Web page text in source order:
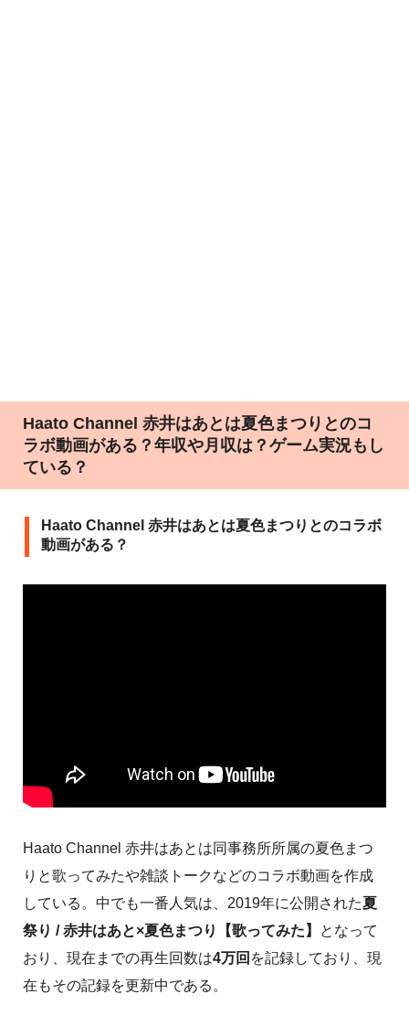
Haato Channel 赤井はあとは夏色まつりとのコ
ラボ動画がある？年収や月収は？ゲーム実況もし
ている？
Haato Channel 赤井はあとは夏色まつりとのコラボ
動画がある？
Haato Channel 赤井はあとは同事務所所属の夏色まつ
りと歌ってみたや雑談トークなどのコラボ動画を作成
している。中でも一番人気は、2019年に公開された夏
祭り / 赤井はあと×夏色まつり【歌ってみた】
となって
おり、現在までの再生回数は4万回 を記録しており、現
在もその記録を更新中である。